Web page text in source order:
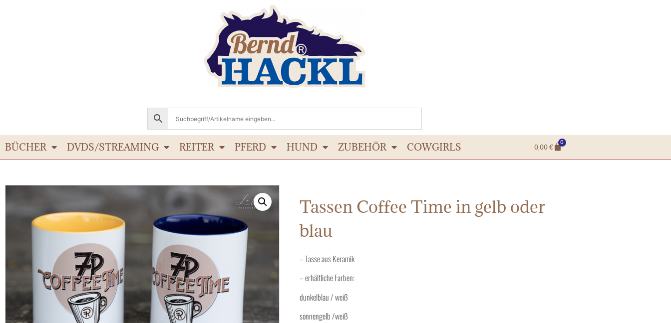
BÜCHER DVDS/STREAMING REITER PFERD HUND ZUBEHÖR COWGIRLS 0,00€
0
Tassen Coffee Time in gelb oder
blau
– Tasse aus Keramik
– erhältliche Farben:
dunkelblau / weiß
sonnengelb /weiß